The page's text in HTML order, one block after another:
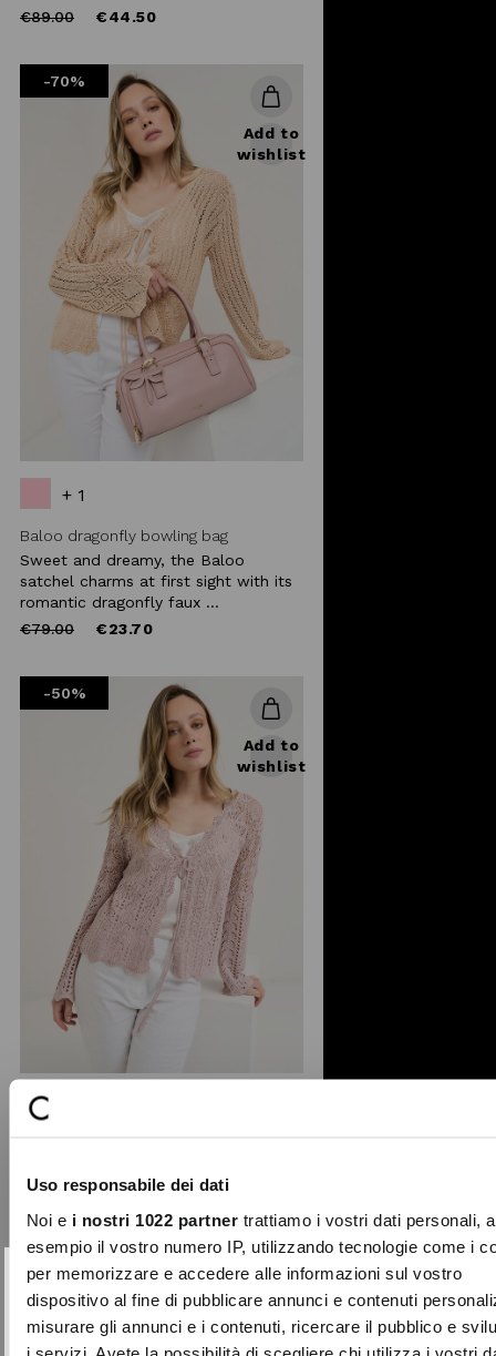
Uso responsabile dei dati
Noi e i nostri 1022 partnertrattiamo i vostri dati personali,
esempio il vostro numero IP, utilizzando tecnologie come i
per memorizzare e accedere alle informazioni sul vostro
dispositivo al fine di pubblicare annunci e contenuti
misurare gli annunci e i contenuti, ricercare il pubblico e
i servizi. Avete la possibilità di scegliere chi utilizza i vostri
Price
€89.00to €44.50
-70%
Add to
wishlist
+ 1
Baloo dragonfly bowling bag
Sweet and dreamy, the Baloo
satchel charms at first sight with its
romantic dragonfly faux ...
Price
€79.00to €23.70
-50%
Add to
wishlist
looks: the Maris cardigan stands out
for its lightweight ...
reduced
from
€79.00 to €39.50
-70%
Close
SUBSCRIBE TO OUR
NEWSLETTER